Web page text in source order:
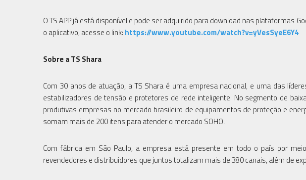
O TS APP já está disponível e pode ser adquirido para download nas plataformas
o aplicativo, acesse o link: https://www.youtube.com/watch?v=yVesSyeE6Y4
Sobre a TS Shara
Com 30 anos de atuação, a TS Shara é uma empresa nacional, e uma das
estabilizadores de tensão e protetores de rede inteligente. No segmento de
produtivas empresas no mercado brasileiro de equipamentos de proteção e
somam mais de 200 itens para atender o mercado SOHO.
Com fábrica em São Paulo, a empresa está presente em todo o país por
revendedores e distribuidores que juntos totalizam mais de 380 canais, além de